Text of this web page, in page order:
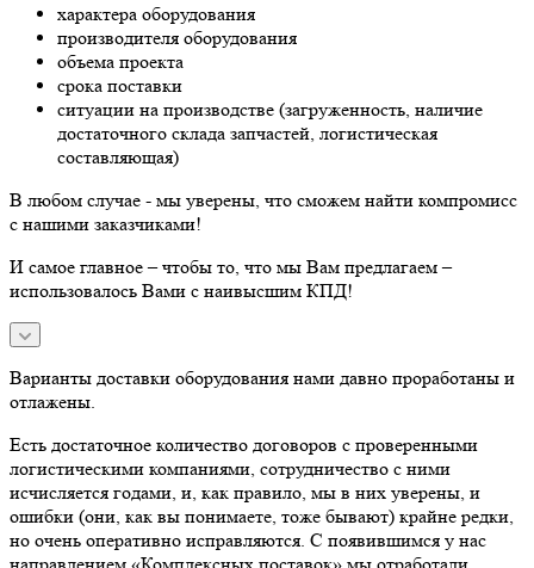
характера оборудования
производителя оборудования
объема проекта
срока поставки
ситуации на производстве (загруженность, наличие
достаточного склада запчастей, логистическая
составляющая)
В любом случае - мы уверены, что сможем найти компромисс
с нашими заказчиками!
И самое главное – чтобы то, что мы Вам предлагаем –
использовалось Вами с наивысшим КПД!
Варианты доставки оборудования нами давно проработаны и
отлажены.
Есть достаточное количество договоров с проверенными
логистическими компаниями, сотрудничество с ними
исчисляется годами, и, как правило, мы в них уверены, и
ошибки (они, как вы понимаете, тоже бывают) крайне редки,
но очень оперативно исправляются. С появившимся у нас